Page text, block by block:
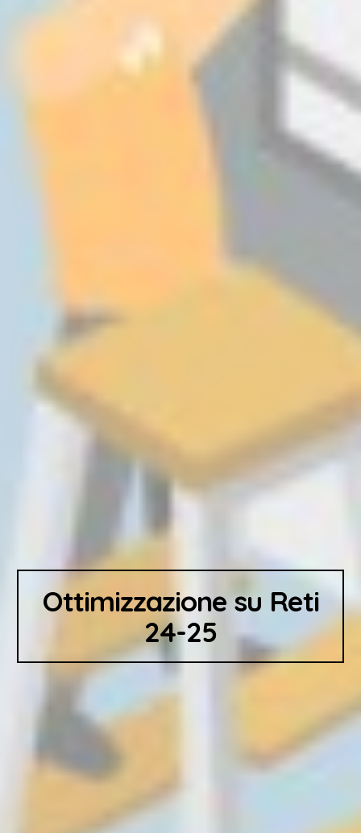
Ottimizzazione su Reti
24-25